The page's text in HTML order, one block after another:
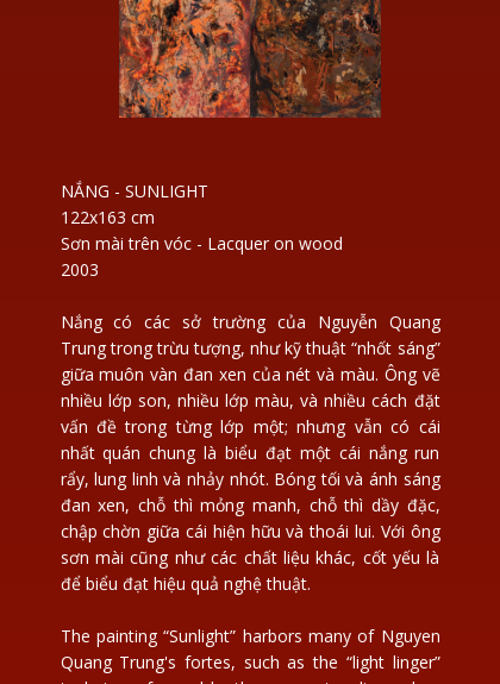
NẮNG - SUNLIGHT
122x163 cm
Sơn mài trên vóc - Lacquer on wood
2003
Nắng có các sở trường của Nguyễn Quang
Trung trong trừu tượng, như kỹ thuật “nhốt sáng”
giữa muôn vàn đan xen của nét và màu. Ông vẽ
nhiều lớp son, nhiều lớp màu, và nhiều cách đặt
vấn đề trong từng lớp một; nhưng vẫn có cái
nhất quán chung là biểu đạt một cái nắng run
rẩy, lung linh và nhảy nhót. Bóng tối và ánh sáng
đan xen, chỗ thì mỏng manh, chỗ thì dầy đặc,
chập chờn giữa cái hiện hữu và thoái lui. Với ông
sơn mài cũng như các chất liệu khác, cốt yếu là
để biểu đạt hiệu quả nghệ thuật.
The painting “Sunlight” harbors many of Nguyen
Quang Trung's fortes, such as the “light linger”